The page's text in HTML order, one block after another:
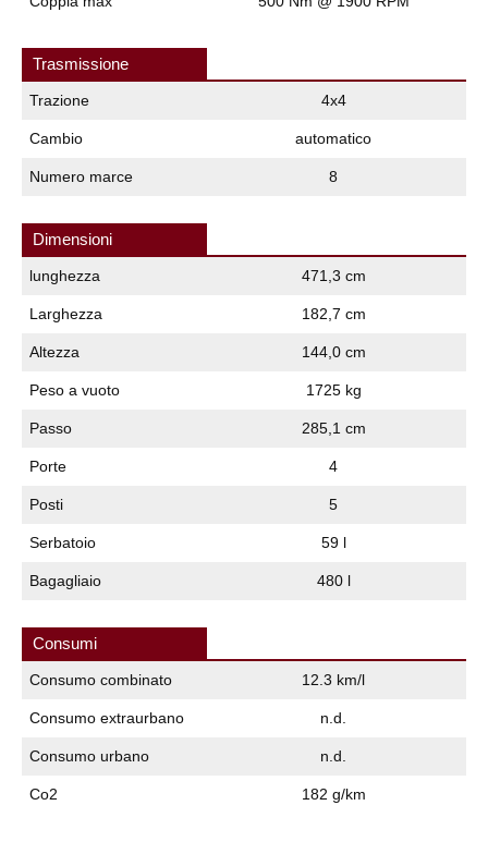
Trasmissione
Trazione 4x4
Cambio automatico
Numero marce 8
Dimensioni
lunghezza 471,3 cm
Larghezza 182,7 cm
Altezza 144,0 cm
Peso a vuoto 1725 kg
Passo 285,1 cm
Porte 4
Posti 5
Serbatoio 59 l
Bagagliaio 480 l
Consumi
Consumo combinato 12.3 km/l
Consumo extraurbano n.d.
Consumo urbano n.d.
Co2 182 g/km